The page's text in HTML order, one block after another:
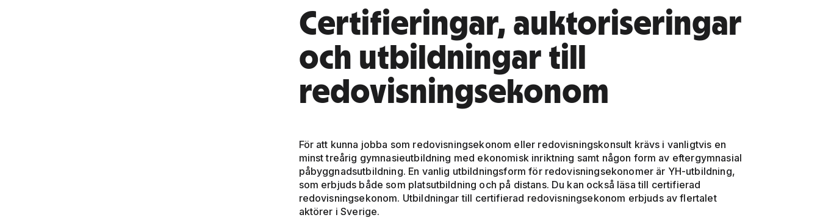
Certifieringar, auktoriseringar
och utbildningar till
redovisningsekonom
För att kunna jobba som redovisningsekonom eller redovisningskonsult krävs i vanligtvis en
minst treårig gymnasieutbildning med ekonomisk inriktning samt någon form av eftergymnasial
påbyggnadsutbildning. En vanlig utbildningsform för redovisningsekonomer är YH-utbildning,
som erbjuds både som platsutbildning och på distans. Du kan också läsa till certifierad
redovisningsekonom. Utbildningar till certifierad redovisningsekonom erbjuds av flertalet
aktörer i Sverige.